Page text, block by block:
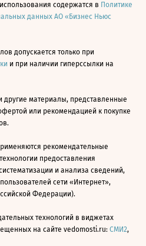
содержатся в Политике
данных АО «Бизнес Ньюс
допускается только при
и при наличии гиперссылки на
другие материалы, представленные
или рекомендацией к покупке
рекомендательные
предоставления
и анализа сведений,
сети «Интернет»,
Федерации).
технологий в виджетах
на сайте vedomosti.ru: СМИ2,